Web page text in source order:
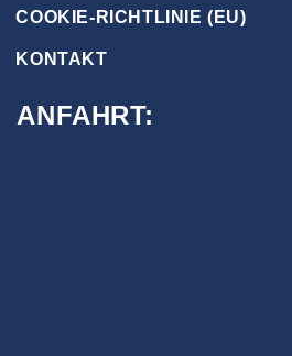
COOKIE-RICHTLINIE (EU)
KONTAKT
ANFAHRT: